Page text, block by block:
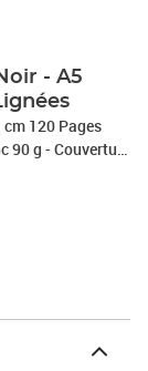
- A5
120 Pages
90 g - Couverture